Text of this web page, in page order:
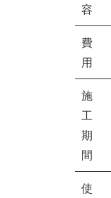
容
費
用
施
工
期
間
使